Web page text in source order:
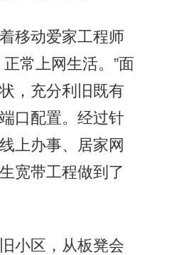
移动爱家工程师
常上网生活。”面
，充分利旧既有
口配置。经过针
上办事、居家网
宽带工程做到了
小区，从板凳会